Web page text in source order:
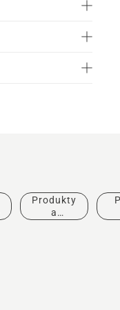
Produkty
a